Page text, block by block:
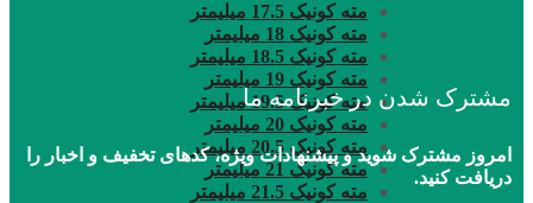
مته کونیک 17.5 میلیمتر
مته کونیک 18 میلیمتر
مته کونیک 18.5 میلیمتر
مته کونیک 19 میلیمتر
مته کونیک 19.5 میلیمتر
مته کونیک 20 میلیمتر
مته کونیک 20.5 میلیمتر
مته کونیک 21 میلیمتر
مته کونیک 21.5 میلیمتر
مشترک شدن در خبرنامه ما
امروز مشترک شوید و پیشنهادات ویژه، کدهای تخفیف و اخبار را
دریافت کنید.